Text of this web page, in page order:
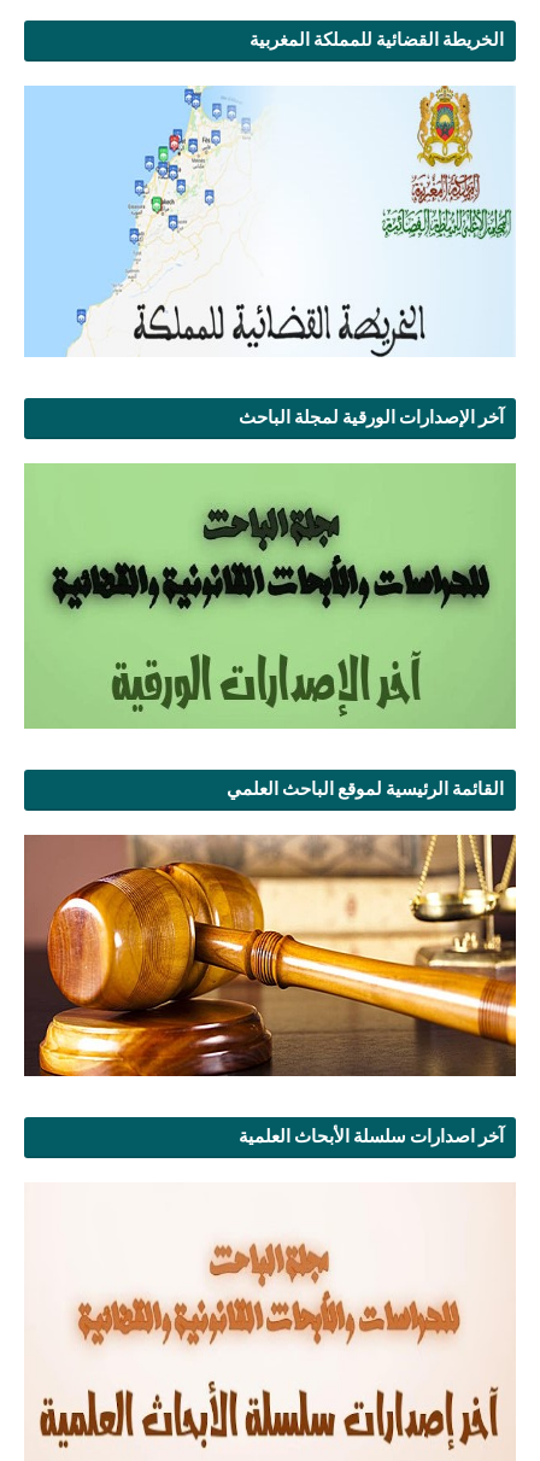
الخريطة القضائية للمملكة المغربية
آخر الإصدارات الورقية لمجلة الباحث
القائمة الرئيسية لموقع الباحث العلمي
آخر اصدارات سلسلة الأبحاث العلمية